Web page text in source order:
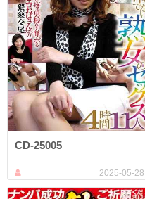
CD-25005
2025-05-28